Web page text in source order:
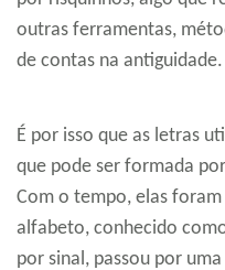
outras ferramentas,
de contas na antiguidade.
É por isso que as letras
que pode ser formada
Com o tempo, elas
alfabeto, conhecido
por sinal, passou por